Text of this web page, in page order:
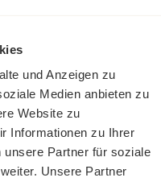
und Anzeigen zu
Medien anbieten zu
Website zu
Informationen zu Ihrer
unsere Partner für soziale
Unsere Partner
Beistelltisch